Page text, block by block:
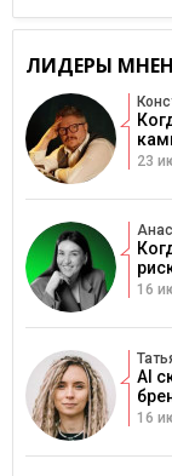
ЛИДЕРЫ
23
16
AI
16